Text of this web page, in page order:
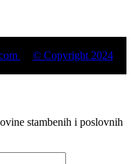
© Copyright 2024
stambenih i poslovnih